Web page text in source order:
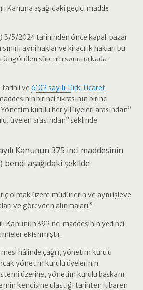
Kanuna aşağıdaki geçici madde
3/5/2024 tarihinden önce kapalı pazar
ayni haklar ve kiracılık hakları bu
öngörülen sürenin sonuna kadar
tarihli ve 6102 sayılı Türk Ticaret
birinci fıkrasının birinci
kurulu her yıl üyeleri arasından”
üyeleri arasından” şeklinde
Kanunun 375 inci maddesinin
bendi aşağıdaki şekilde
olmak üzere müdürlerin ve aynı işleve
ve görevden alınmaları.”
Kanunun 392 nci maddesinin yedinci
eklenmiştir.
hâlinde çağrı, yönetim kurulu
yönetim kurulu üyelerinin
üzerine, yönetim kurulu başkanı
kendisine ulaştığı tarihten itibaren